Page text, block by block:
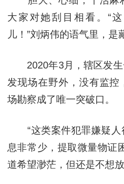
大家对她刮目相看。“
儿！”刘炳伟的语气里，是
2020年3月，辖区发生
发现场在野外，没有监控
场勘察成了唯一突破口。
“这类案件犯罪嫌疑人
息非常少，提取微量物证
道希望渺茫，但还是不想放